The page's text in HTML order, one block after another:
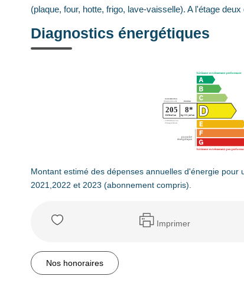
(plaque, four, hotte, frigo, lave-vaisselle). A l'étage
Diagnostics énergétiques
Montant estimé des dépenses annuelles d'énergie
2021,2022 et 2023 (abonnement compris).
Imprimer
Nos honoraires